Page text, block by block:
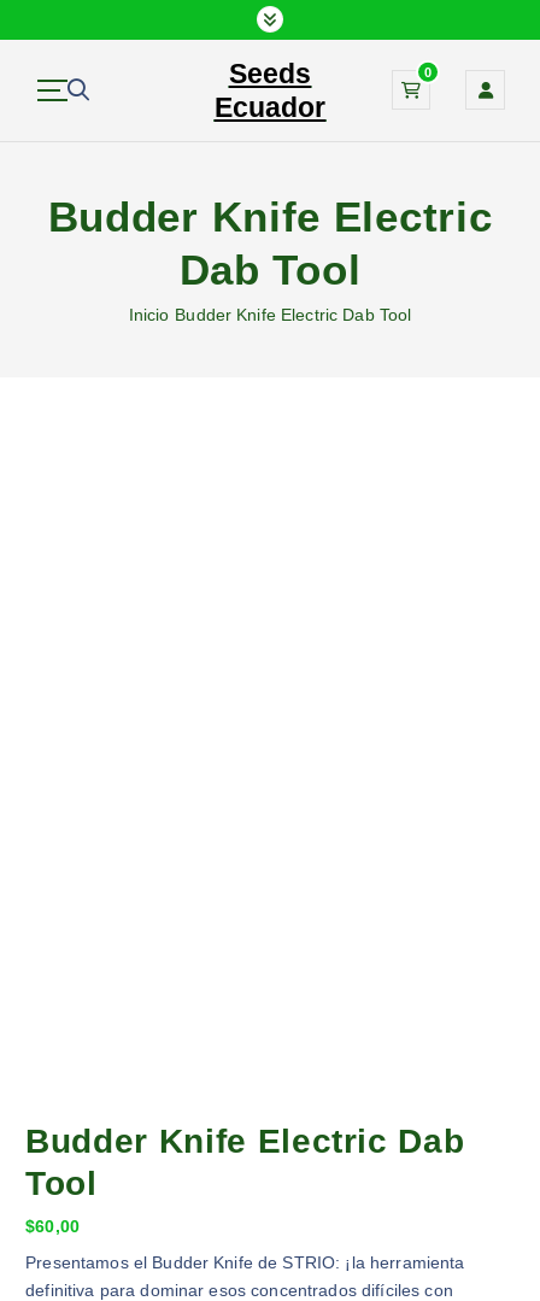
a
Seeds
Ecuador
0
Budder Knife Electric
Dab Tool
Inicio Budder Knife Electric Dab Tool
Budder Knife Electric Dab
Tool
$60,00
Presentamos el Budder Knife de STRIO: ¡la herramienta
definitiva para dominar esos concentrados difíciles con